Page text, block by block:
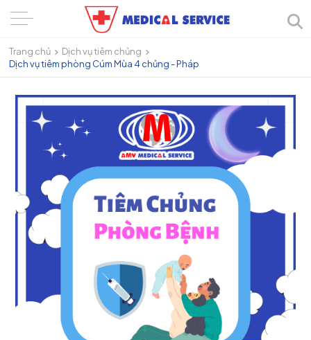
Trang chủ
Dịch vụ tiêm chủng
Dịch vụ tiêm phòng Cúm Mùa 4 chủng - Pháp